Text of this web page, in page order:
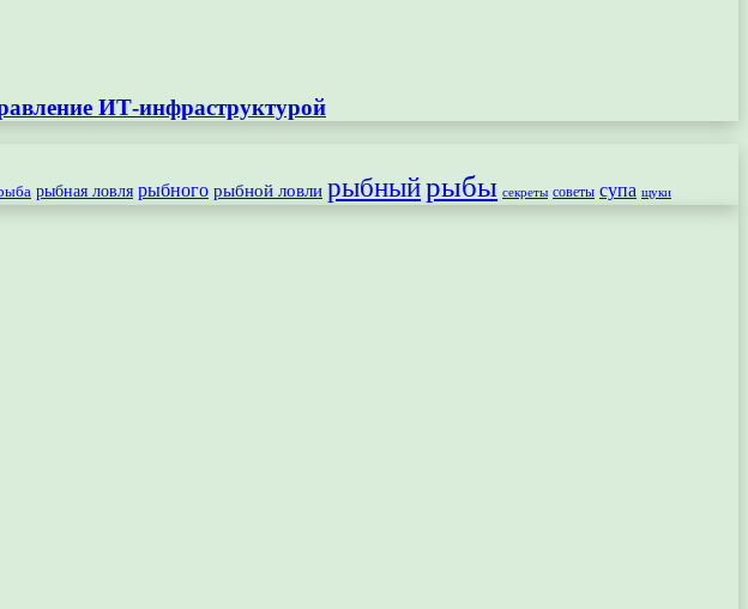
ИТ-инфраструктурой
рыбная ловля рыбного рыбной ловли рыбныйрыбы секреты советы супа щуки